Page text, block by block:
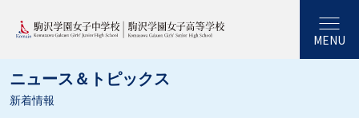
MENU
ニュース＆トピックス
新着情報